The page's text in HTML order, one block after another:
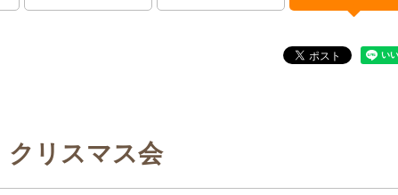
クリスマス会